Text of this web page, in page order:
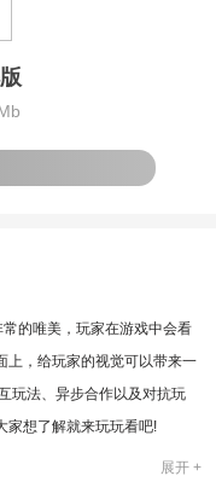
的唯美，玩家在游戏中会看
上，给玩家的视觉可以带来一
玩法、异步合作以及对抗玩
家想了解就来玩玩看吧!
的购买强力的道具来增强自
展开 +